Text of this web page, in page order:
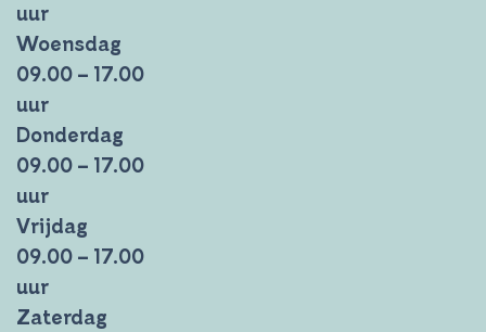
uur
Woensdag
09.00 – 17.00
uur
Donderdag
09.00 – 17.00
uur
Vrijdag
09.00 – 17.00
uur
Zaterdag